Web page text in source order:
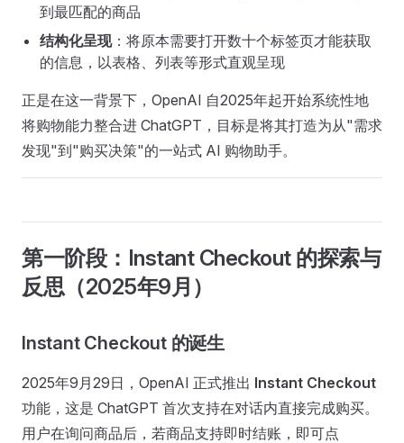
到最匹配的商品
结构化呈现：将原本需要打开数十个标签页才能获取
的信息，以表格、列表等形式直观呈现
正是在这一背景下，OpenAI 自2025年起开始系统性地
将购物能力整合进 ChatGPT，目标是将其打造为从"需求
发现"到"购买决策"的一站式 AI 购物助手。
第一阶段：Instant Checkout 的探索与
反思（2025年9月）
Instant Checkout 的诞生
2025年9月29日，OpenAI 正式推出 Instant Checkout
功能，这是 ChatGPT 首次支持在对话内直接完成购买。
用户在询问商品后，若商品支持即时结账，即可点